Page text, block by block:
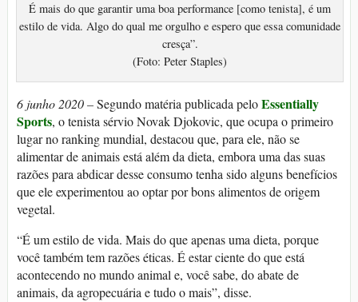
É mais do que garantir uma boa performance [como tenista], é um
estilo de vida. Algo do qual me orgulho e espero que essa comunidade
cresça”.
(Foto: Peter Staples)
6 junho 2020 –Segundo matéria publicada peloEssentially
Sports, o tenista sérvio Novak Djokovic, que ocupa o primeiro
lugar no ranking mundial, destacou que, para ele, não se
alimentar de animais está além da dieta, embora uma das suas
razões para abdicar desse consumo tenha sido alguns benefícios
que ele experimentou ao optar por bons alimentos de origem
vegetal.
“É um estilo de vida. Mais do que apenas uma dieta, porque
você também tem razões éticas. É estar ciente do que está
acontecendo no mundo animal e, você sabe, do abate de
animais, da agropecuária e tudo o mais”, disse.